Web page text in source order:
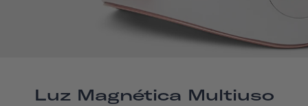
Luz Magnética Multiuso